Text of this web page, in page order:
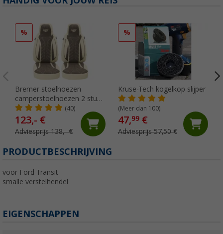
%
Bremer stoelhoezen
camperstoelhoezen 2 stuks
voor Ducato / Jumper /
Boxer beige/bruin
(40)
123,- €
Adviesprijs 138,- €
%
Kruse-Tech kogelkop slijper
(Meer dan 100)
47,99€
Adviesprijs 57,50 €
PRODUCTBESCHRIJVING
voor Ford Transit
smalle verstelhendel
EIGENSCHAPPEN